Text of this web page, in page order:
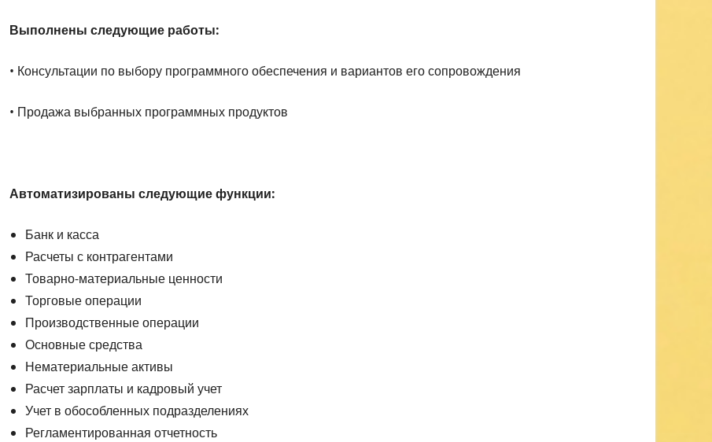
Выполнены следующие работы:
• Консультации по выбору программного обеспечения и вариантов его сопровождения
• Продажа выбранных программных продуктов
Автоматизированы следующие функции:
Банк и касса
Расчеты с контрагентами
Товарно-материальные ценности
Торговые операции
Производственные операции
Основные средства
Нематериальные активы
Расчет зарплаты и кадровый учет
Учет в обособленных подразделениях
Регламентированная отчетность